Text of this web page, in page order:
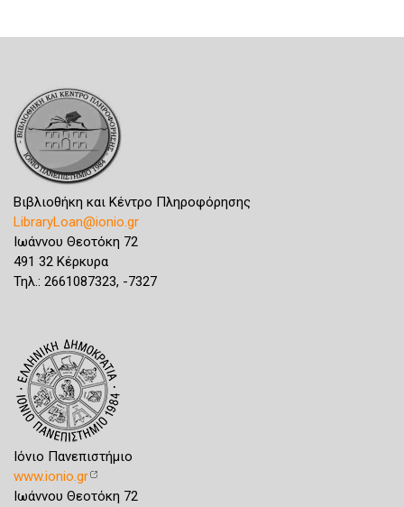
Βιβλιοθήκη και Κέντρο Πληροφόρησης
LibraryLoan@ionio.gr
Ιωάννου Θεοτόκη 72
491 32 Κέρκυρα
Τηλ.: 2661087323, -7327
Ιόνιο Πανεπιστήμιο
www.ionio.gr
Ιωάννου Θεοτόκη 72